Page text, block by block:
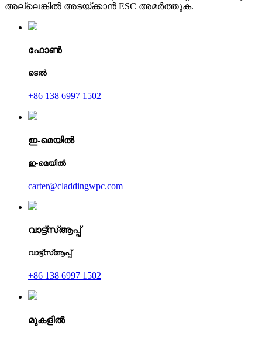
അല്ലെങ്കിൽ അടയ്ക്കാൻ ESC അമർത്തുക.
ഫോൺ
ടെൽ
+86 138 6997 1502
ഇ-മെയിൽ
ഇ-മെയിൽ
carter@claddingwpc.com
വാട്ട്‌സ്ആപ്പ്
വാട്ട്‌സ്ആപ്പ്
+86 138 6997 1502
മുകളിൽ